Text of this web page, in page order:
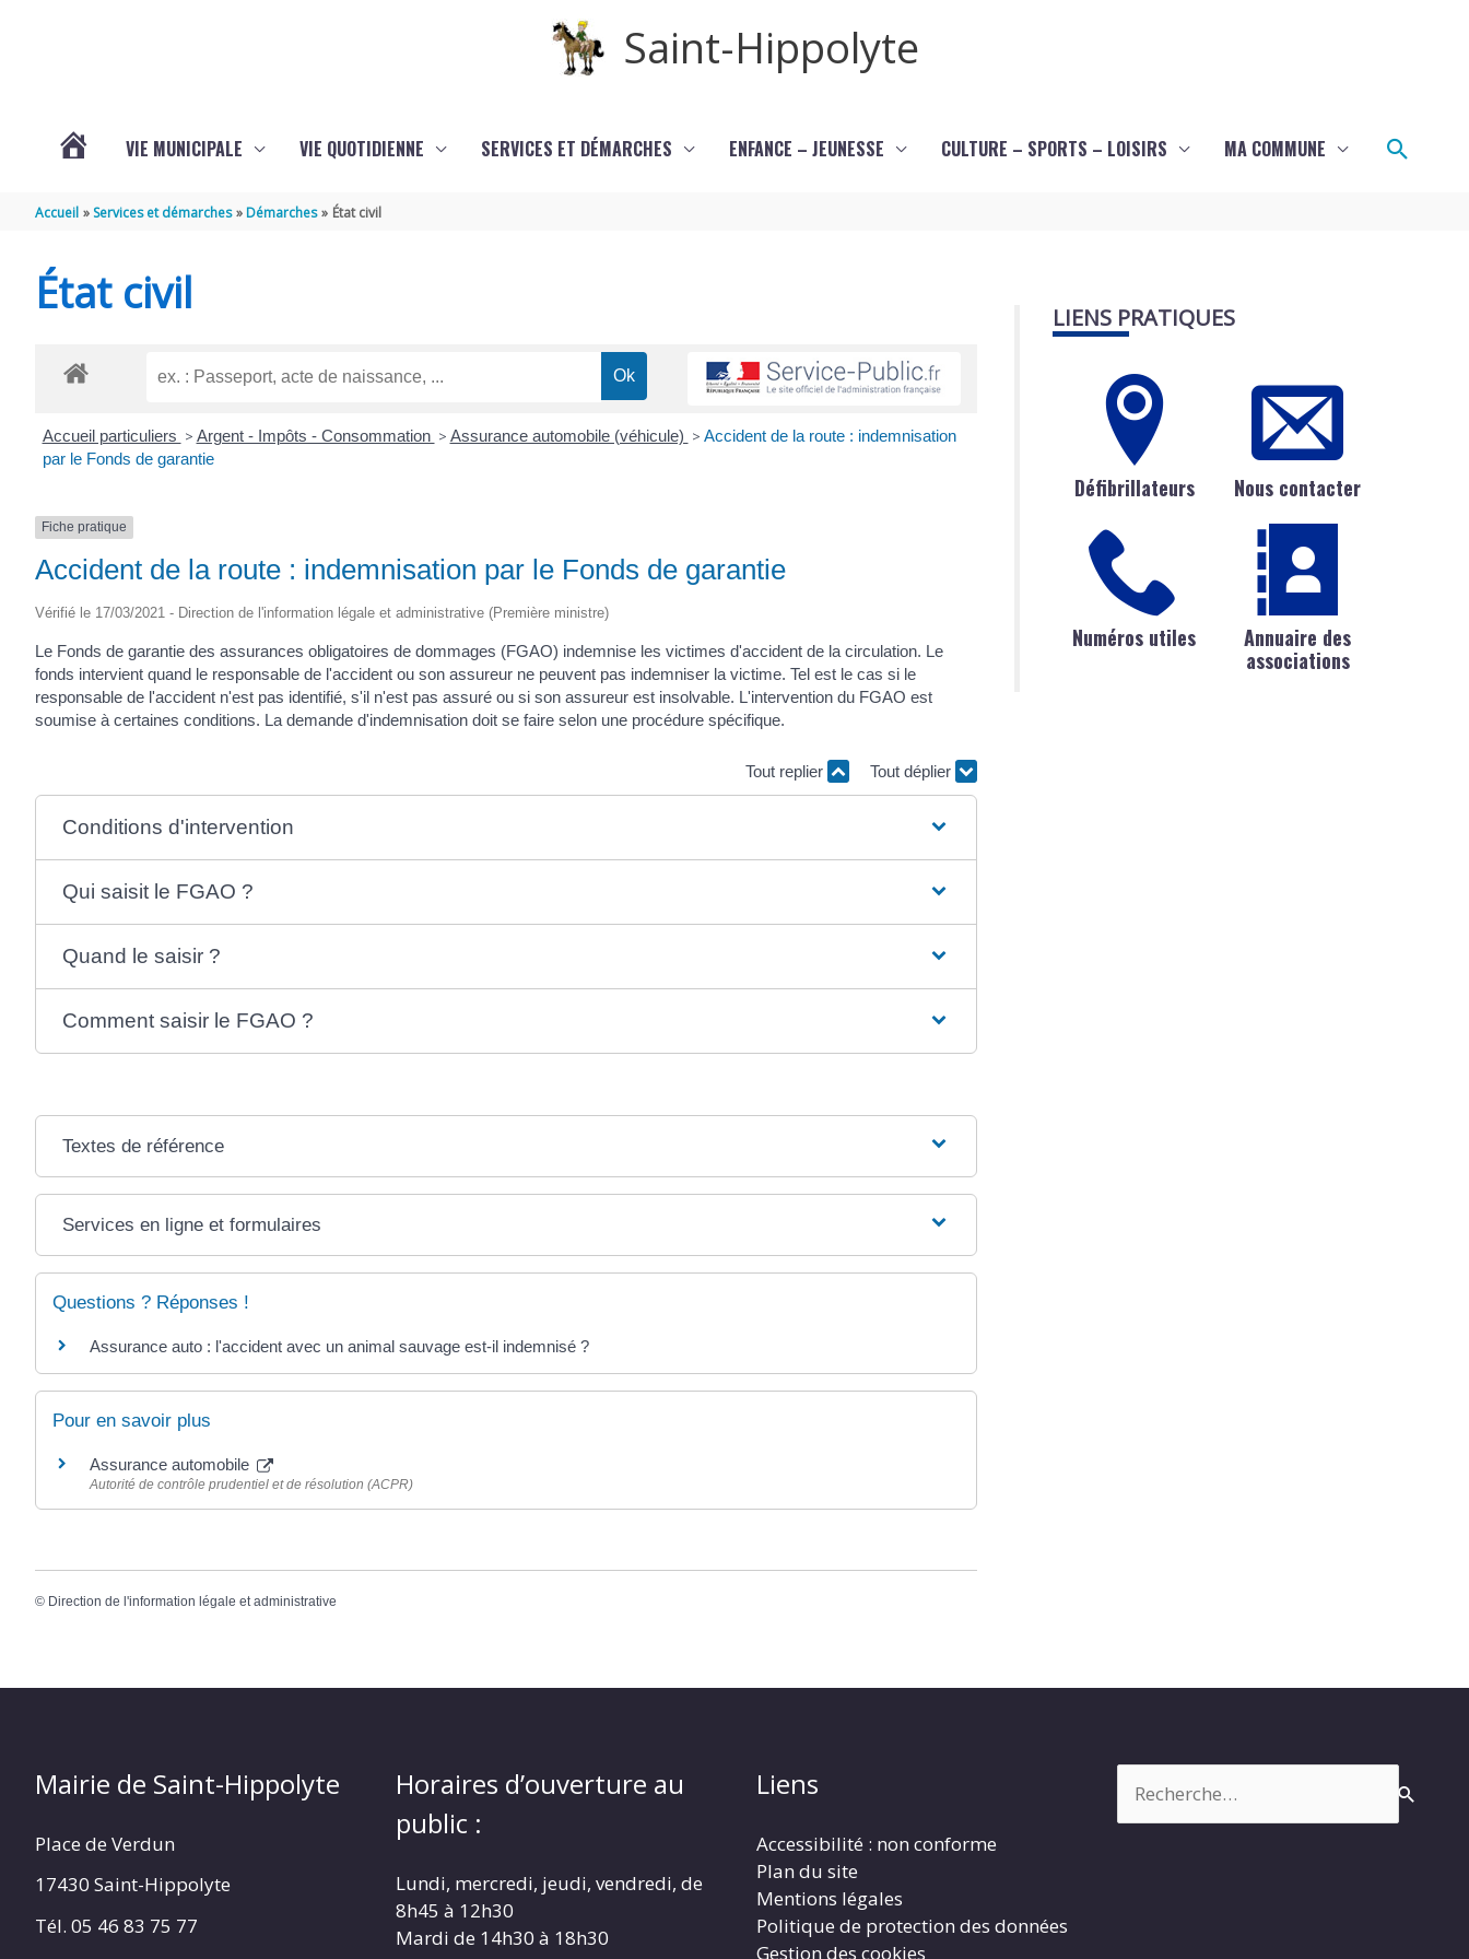
Saint-Hippolyte
SAINT-
HIPPOLYTE
(17430)
VIE MUNICIPALE VIE QUOTIDIENNE SERVICES ET DÉMARCHES ENFANCE – JEUNESSE CULTURE – SPORTS – LOISIRS MA COMMUNE
Accueil Services et démarches Démarches État civil
État civil
Accueil particuliers > Argent - Impôts - Consommation > Assurance automobile (véhicule) > Accident de la route : indemnisation
par le Fonds de garantie
Fiche pratique
Accident de la route : indemnisation par le Fonds de garantie
Vérifié le 17/03/2021 - Direction de l'information légale et administrative (Première ministre)
Le Fonds de garantie des assurances obligatoires de dommages (FGAO) indemnise les victimes d'accident de la circulation. Le
fonds intervient quand le responsable de l'accident ou son assureur ne peuvent pas indemniser la victime. Tel est le cas si le
responsable de l'accident n'est pas identifié, s'il n'est pas assuré ou si son assureur est insolvable. L'intervention du FGAO est
soumise à certaines conditions. La demande d'indemnisation doit se faire selon une procédure spécifique.
Tout replier Tout déplier
Conditions d'intervention
Qui saisit le FGAO ?
Quand le saisir ?
Comment saisir le FGAO ?
Textes de référence
Services en ligne et formulaires
Questions ? Réponses !
Assurance auto : l'accident avec un animal sauvage est-il indemnisé ?
Pour en savoir plus
Assurance automobile
Autorité de contrôle prudentiel et de résolution (ACPR)
© Direction de l'information légale et administrative
LIENS PRATIQUES
Défibrillateurs Nous contacter
Numéros utiles
Annuaire des
associations
Mairie de Saint-Hippolyte
Place de Verdun
17430 Saint-Hippolyte
Tél. 05 46 83 75 77
Horaires d’ouverture au
public :
Lundi, mercredi, jeudi, vendredi, de
8h45 à 12h30
Mardi de 14h30 à 18h30
Liens
Accessibilité : non conforme
Plan du site
Mentions légales
Politique de protection des données
Gestion des cookies